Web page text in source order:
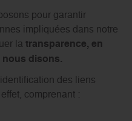
pour garantir
impliquées dans notre
la transparence, en
disons.
des liens
comprenant :